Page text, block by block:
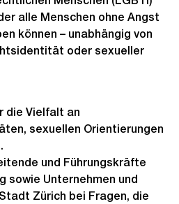
alle Menschen ohne Angst
können – unabhängig von
oder sexueller
die Vielfalt an
sexuellen Orientierungen
und Führungskräfte
sowie Unternehmen und
Zürich bei Fragen, die